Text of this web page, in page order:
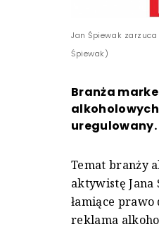
Jan Śpiewak
Śpiewak)
Branża
uregulowany.
Temat branży
aktywistę
łamiące
reklama